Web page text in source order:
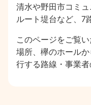
清水や野田市コミ
ルート堤台など、7
このページをご覧
場所、欅のホール
行する路線・事業者